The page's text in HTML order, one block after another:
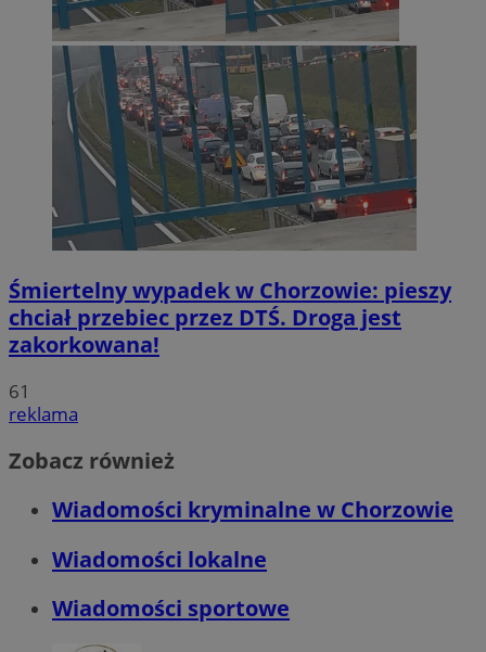
Śmiertelny wypadek w Chorzowie: pieszy
chciał przebiec przez DTŚ. Droga jest
zakorkowana!
61
reklama
Zobacz również
Wiadomości kryminalne w Chorzowie
Wiadomości lokalne
Wiadomości sportowe